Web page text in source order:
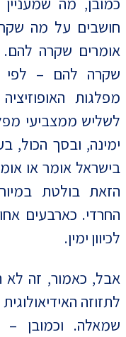
חושבים על מה
אומרים שקרה
שקרה להם – לפי
מפלגות
לשליש ממצביעי
ימינה, ובסך הכול,
בישראל אומר או
הזאת בולטת
החרדי. כארבעים
לכיוון ימין.
אבל, כאמור, זה לא
לתזוזה
שמאלה. וכמובן –